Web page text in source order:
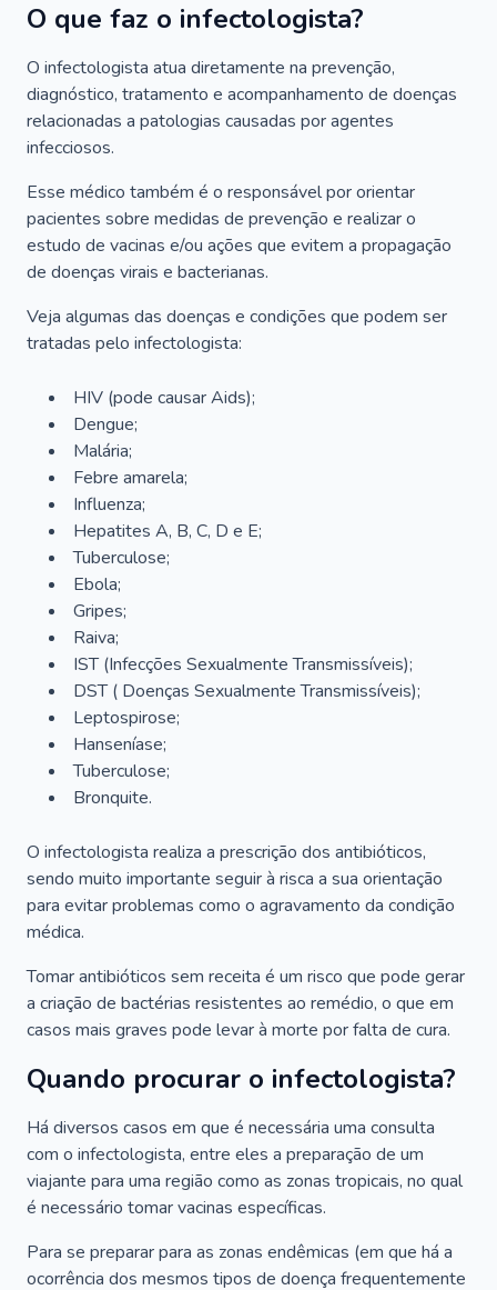
O que faz o infectologista?
O infectologista atua diretamente na prevenção,
diagnóstico, tratamento e acompanhamento de doenças
relacionadas a patologias causadas por agentes
infecciosos.
Esse médico também é o responsável por orientar
pacientes sobre medidas de prevenção e realizar o
estudo de vacinas e/ou ações que evitem a propagação
de doenças virais e bacterianas.
Veja algumas das doenças e condições que podem ser
tratadas pelo infectologista:
HIV (pode causar Aids);
Dengue;
Malária;
Febre amarela;
Influenza;
Hepatites A, B, C, D e E;
Tuberculose;
Ebola;
Gripes;
Raiva;
IST (Infecções Sexualmente Transmissíveis);
DST ( Doenças Sexualmente Transmissíveis);
Leptospirose;
Hanseníase;
Tuberculose;
Bronquite.
O infectologista realiza a prescrição dos antibióticos,
sendo muito importante seguir à risca a sua orientação
para evitar problemas como o agravamento da condição
médica.
Tomar antibióticos sem receita é um risco que pode gerar
a criação de bactérias resistentes ao remédio, o que em
casos mais graves pode levar à morte por falta de cura.
Quando procurar o infectologista?
Há diversos casos em que é necessária uma consulta
com o infectologista, entre eles a preparação de um
viajante para uma região como as zonas tropicais, no qual
é necessário tomar vacinas específicas.
Para se preparar para as zonas endêmicas (em que há a
ocorrência dos mesmos tipos de doença frequentemente